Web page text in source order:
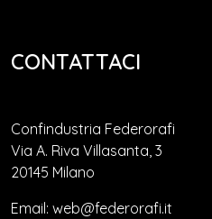
CONTATTACI
Confindustria Federorafi
Via A. Riva Villasanta, 3
20145 Milano
Email: web@federorafi.it